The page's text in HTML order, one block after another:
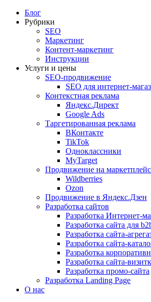
Блог
Рубрики
SEO
Маркетинг
Контент-маркетинг
Инструкции
Услуги и цены
SEO-продвижение
SEO для интернет-
Контекстная реклама
Яндекс.Директ
Google Ads
Таргетированная реклама
ВКонтакте
TikTok
Одноклассники
MyTarget
Продвижение на
Wildberries
Ozon
Продвижение в Яндекс.Дзен
Разработка сайтов
Разработка Интернет-
Разработка сайта для
Разработка сайта-
Разработка сайта-
Разработка
Разработка сайта-
Разработка промо-сайта
Разработка Landing Page
О нас